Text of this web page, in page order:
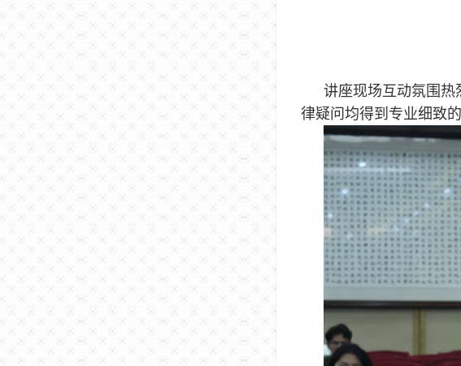
讲座现场互动氛围热
律疑问均得到专业细致